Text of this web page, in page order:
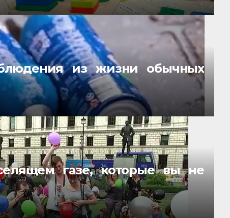
из жизни обычных
газе, которые вы не